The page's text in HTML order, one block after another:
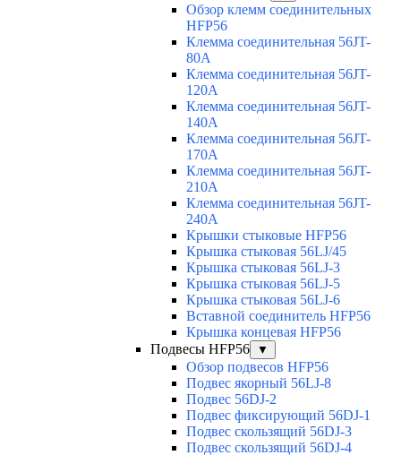
Обзор клемм соединительных
HFP56
Клемма соединительная 56JT-
80A
Клемма соединительная 56JT-
120A
Клемма соединительная 56JT-
140A
Клемма соединительная 56JT-
170A
Клемма соединительная 56JT-
210A
Клемма соединительная 56JT-
240A
Крышки стыковые HFP56
Крышка стыковая 56LJ/45
Крышка стыковая 56LJ-3
Крышка стыковая 56LJ-5
Крышка стыковая 56LJ-6
Вставной соединитель HFP56
Крышка концевая HFP56
Подвесы HFP56
▼
Обзор подвесов HFP56
Подвес якорный 56LJ-8
Подвес 56DJ-2
Подвес фиксирующий 56DJ-1
Подвес скользящий 56DJ-3
Подвес скользящий 56DJ-4